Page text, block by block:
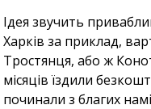
Ідея звучить
Харків за приклад,
Тростянця, або ж
місяців їздили
починали з благих